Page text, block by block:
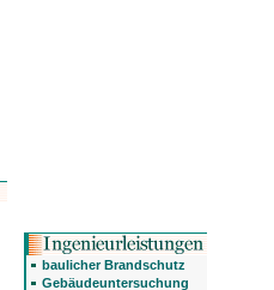
baulicher Brandschutz
Gebäudeuntersuchung